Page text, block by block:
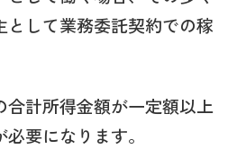
として業務委託契約での稼
合計所得金額が一定額以上
要になります。